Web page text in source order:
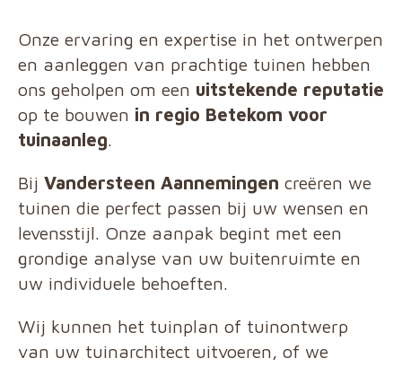
Onze ervaring en expertise in het ontwerpen
en aanleggen van prachtige tuinen hebben
ons geholpen om een uitstekende reputatie
op te bouwen in regio Betekom voor
tuinaanleg.
Bij Vandersteen Aannemingen creëren we
tuinen die perfect passen bij uw wensen en
levensstijl. Onze aanpak begint met een
grondige analyse van uw buitenruimte en
uw individuele behoeften.
Wij kunnen het tuinplan of tuinontwerp
van uw tuinarchitect uitvoeren, of we